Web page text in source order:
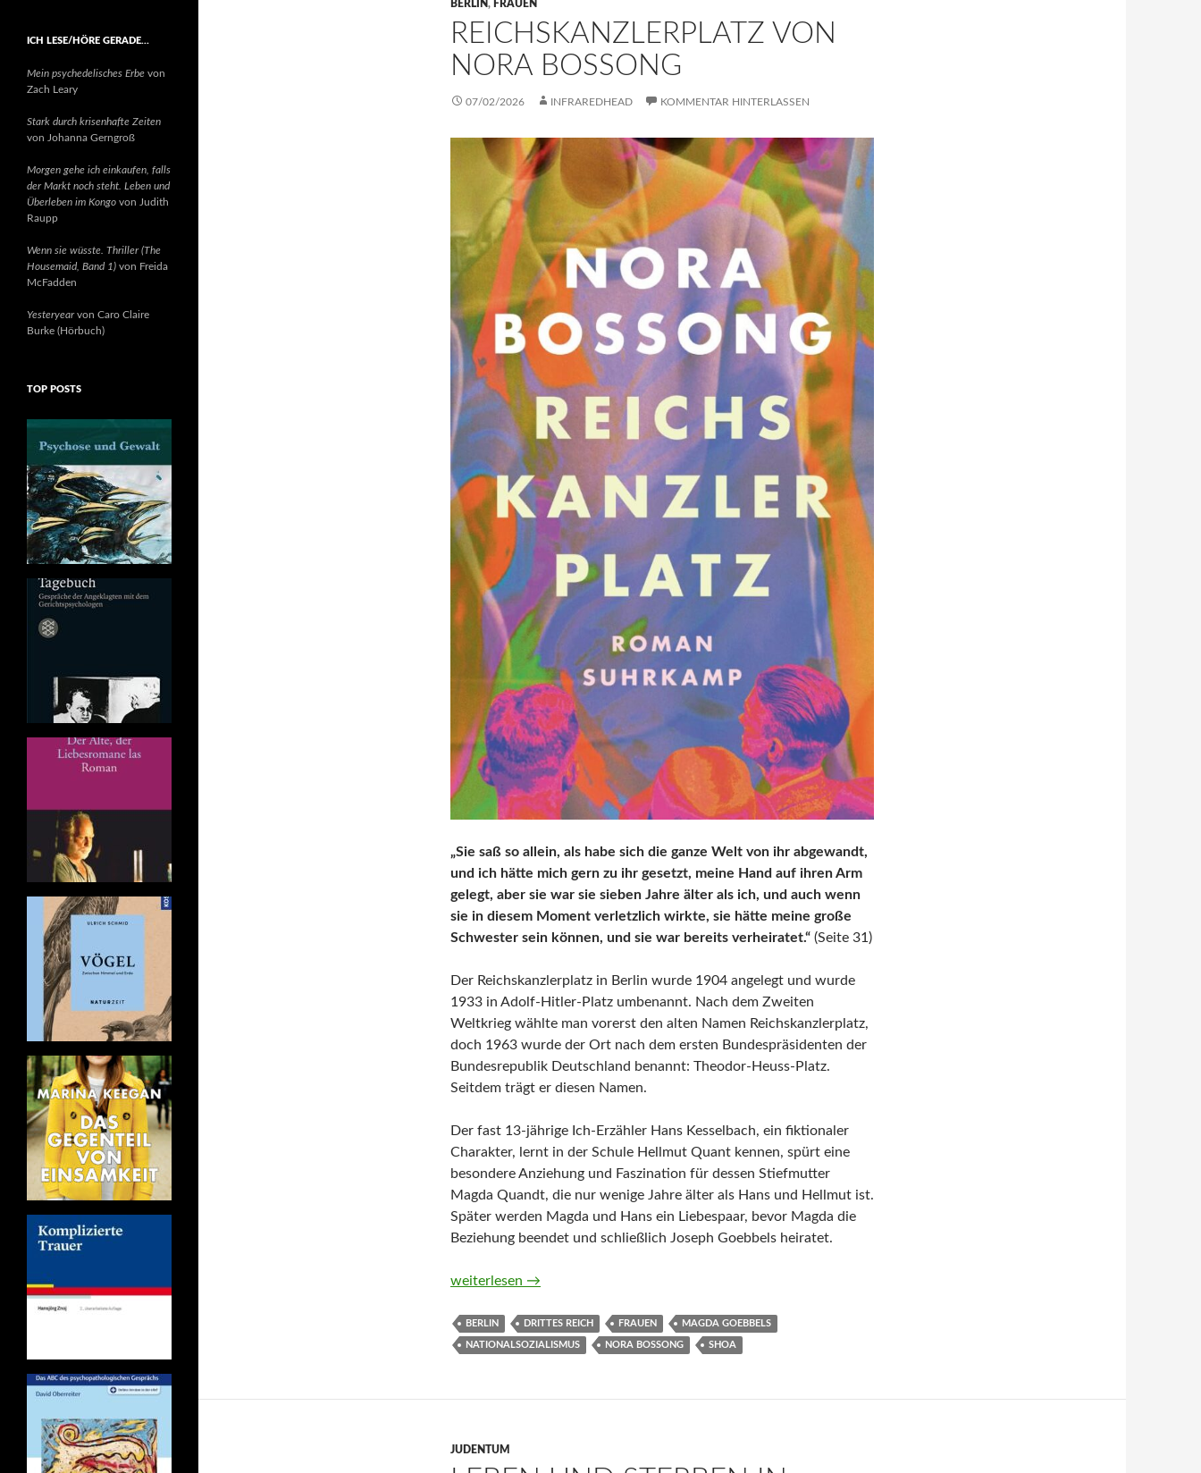
BERLIN, FRAUEN
REICHSKANZLERPLATZ VON
NORA BOSSONG
07/02/2026 INFRAREDHEAD KOMMENTAR HINTERLASSEN
„Sie saß so allein, als habe sich die ganze Welt von ihr abgewandt,
und ich hätte mich gern zu ihr gesetzt, meine Hand auf ihren Arm
gelegt, aber sie war sie sieben Jahre älter als ich, und auch wenn
sie in diesem Moment verletzlich wirkte, sie hätte meine große
Schwester sein können, und sie war bereits verheiratet.“ (Seite 31)
Der Reichskanzlerplatz in Berlin wurde 1904 angelegt und wurde
1933 in Adolf‑Hitler‑Platz umbenannt. Nach dem Zweiten
Weltkrieg wählte man vorerst den alten Namen Reichskanzlerplatz,
doch 1963 wurde der Ort nach dem ersten Bundespräsidenten der
Bundesrepublik Deutschland benannt: Theodor‑Heuss‑Platz.
Seitdem trägt er diesen Namen.
Der fast 13-jährige Ich‑Erzähler Hans Kesselbach, ein fiktionaler
Charakter, lernt in der Schule Hellmut Quant kennen, spürt eine
besondere Anziehung und Faszination für dessen Stiefmutter
Magda Quandt, die nur wenige Jahre älter als Hans und Hellmut ist.
Später werden Magda und Hans ein Liebespaar, bevor Magda die
Beziehung beendet und schließlich Joseph Goebbels heiratet.
Reichskanzlerplatz von Nora Bossong
weiterlesen →
BERLIN DRITTES REICH FRAUEN MAGDA GOEBBELS
NATIONALSOZIALISMUS NORA BOSSONG SHOA
JUDENTUM
ICH LESE/HÖRE GERADE…
Mein psychedelisches Erbe von
Zach Leary
Stark durch krisenhafte Zeiten
von Johanna Gerngroß
Morgen gehe ich einkaufen, falls
der Markt noch steht. Leben und
Überleben im Kongo von Judith
Raupp
Wenn sie wüsste. Thriller (The
Housemaid, Band 1) von Freida
McFadden
Yesteryearvon Caro Claire
Burke (Hörbuch)
TOP POSTS